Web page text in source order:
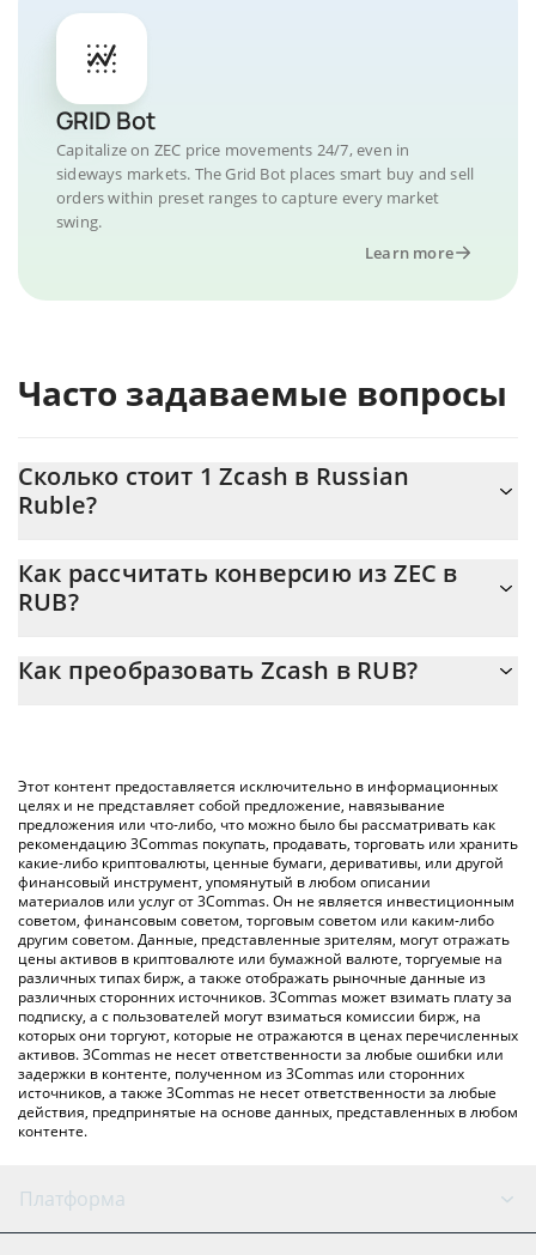
GRID Bot
Capitalize on ZEC price movements 24/7, even in
sideways markets. The Grid Bot places smart buy and sell
orders within preset ranges to capture every market
swing.
Learn more
Часто задаваемые вопросы
Сколько стоит 1 Zcash в Russian
Ruble?
На данный момент 1 Zcash равно 42123 {toSymbol
Как рассчитать конверсию из ZEC в
RUB?
цену конвертации ZEC в RUB, просто введя сумму Zcash в
Вы также можете использовать приведенную выше таблицу
цен Zcash, чтобы проверить последние цены на Zcash в
основных фиатных и криптовалютах.
Как преобразовать Zcash в RUB?
Этот контент предоставляется исключительно в информационных
целях и не представляет собой предложение, навязывание
предложения или что-либо, что можно было бы рассматривать как
рекомендацию 3Commas покупать, продавать, торговать или хранить
какие-либо криптовалюты, ценные бумаги, деривативы, или другой
финансовый инструмент, упомянутый в любом описании
материалов или услуг от 3Commas. Он не является инвестиционным
советом, финансовым советом, торговым советом или каким-либо
другим советом. Данные, представленные зрителям, могут отражать
цены активов в криптовалюте или бумажной валюте, торгуемые на
различных типах бирж, а также отображать рыночные данные из
различных сторонних источников. 3Commas может взимать плату за
подписку, а с пользователей могут взиматься комиссии бирж, на
которых они торгуют, которые не отражаются в ценах перечисленных
активов. 3Commas не несет ответственности за любые ошибки или
задержки в контенте, полученном из 3Commas или сторонних
источников, а также 3Commas не несет ответственности за любые
действия, предпринятые на основе данных, представленных в любом
контенте.
Платформа